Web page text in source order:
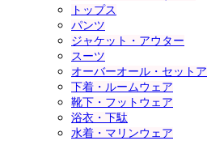
トップス
パンツ
ジャケット・アウター
スーツ
オーバーオール・セット
下着・ルームウェア
靴下・フットウェア
浴衣・下駄
水着・マリンウェア